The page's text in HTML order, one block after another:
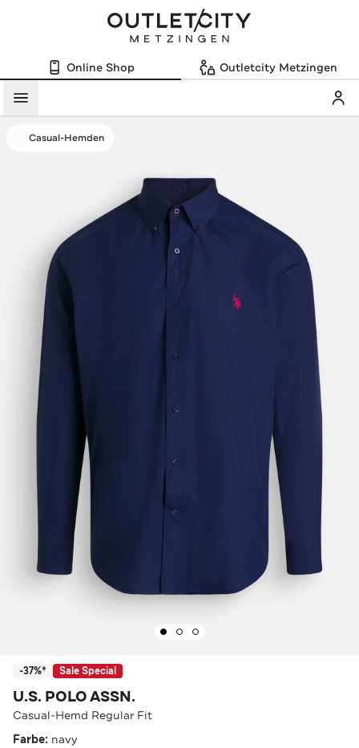
Online Shop Outletcity Metzingen
Menü
Casual-Hemden
-37%* Sale Special
U.S. POLO ASSN.
Casual-Hemd Regular Fit
Farbe: navy